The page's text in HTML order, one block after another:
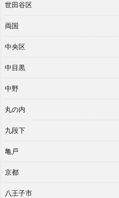
世田谷区
両国
中央区
中目黒
中野
丸の内
九段下
亀戸
京都
八王子市